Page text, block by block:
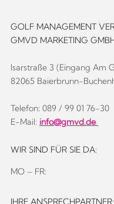
GOLF MANAGEMENT
GMVD MARKETING
Isarstraße 3 (Eingang Am
82065 Baierbrunn-
Telefon: 089 / 99 01 76-30
E-Mail: info@gmvd.de
WIR SIND FÜR SIE DA:
MO – FR: